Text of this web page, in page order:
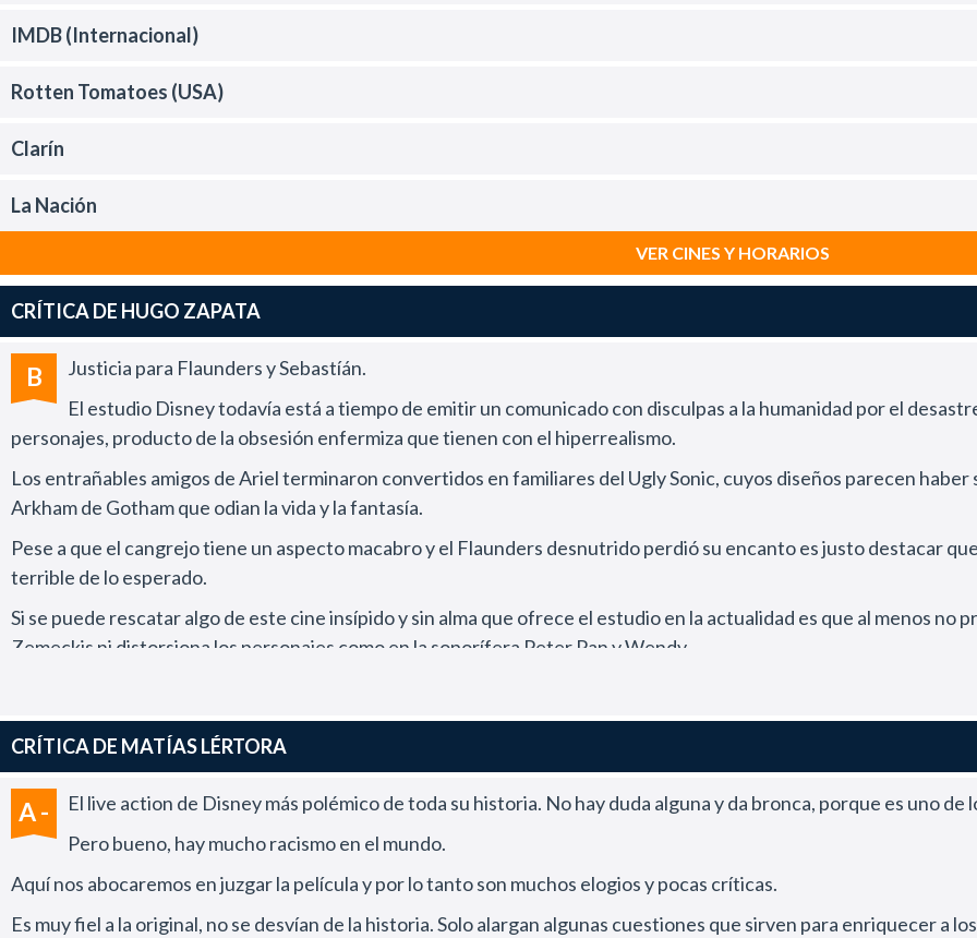
IMDB (Internacional)
Rotten Tomatoes (USA)
Clarín
La Nación
VER CINES Y HORARIOS
CRÍTICA DE HUGO ZAPATA
B
Justicia para Flaunders y Sebastíán.
El estudio Disney todavía está a tiempo de emitir un comunicado con disculpas a la humanidad por el
personajes, producto de la obsesión enfermiza que tienen con el hiperrealismo.
Los entrañables amigos de Ariel terminaron convertidos en familiares del Ugly Sonic, cuyos diseños parecen
Arkham de Gotham que odian la vida y la fantasía.
Pese a que el cangrejo tiene un aspecto macabro y el Flaunders desnutrido perdió su encanto es justo destacar
terrible de lo esperado.
Si se puede rescatar algo de este cine insípido y sin alma que ofrece el estudio en la actualidad es que al menos no
Zemeckis ni distorsiona los personajes como en la soporífera Peter Pan y Wendy.
En ese sentido resultó una sorpresa ver que Mellisa McCarthy pudo interpretar a la bruja original sin que la
de Maléfica y Cruella.
Aunque la trama es la misma y se evocan todos los momentos clásicos que el público recuerda del film de
adicionar un contenido diferente.
La historia de amor entre los protagonistas tiene un mayor desarrollo y también se expandió el rol del príncipe Eric
CRÍTICA DE MATÍAS LÉRTORA
A -
El live action de Disney más polémico de toda su historia. No hay duda alguna y da bronca, porque es uno de
Pero bueno, hay mucho racismo en el mundo.
Aquí nos abocaremos en juzgar la película y por lo tanto son muchos elogios y pocas críticas.
Es muy fiel a la original, no se desvían de la historia. Solo alargan algunas cuestiones que sirven para enriquecer a